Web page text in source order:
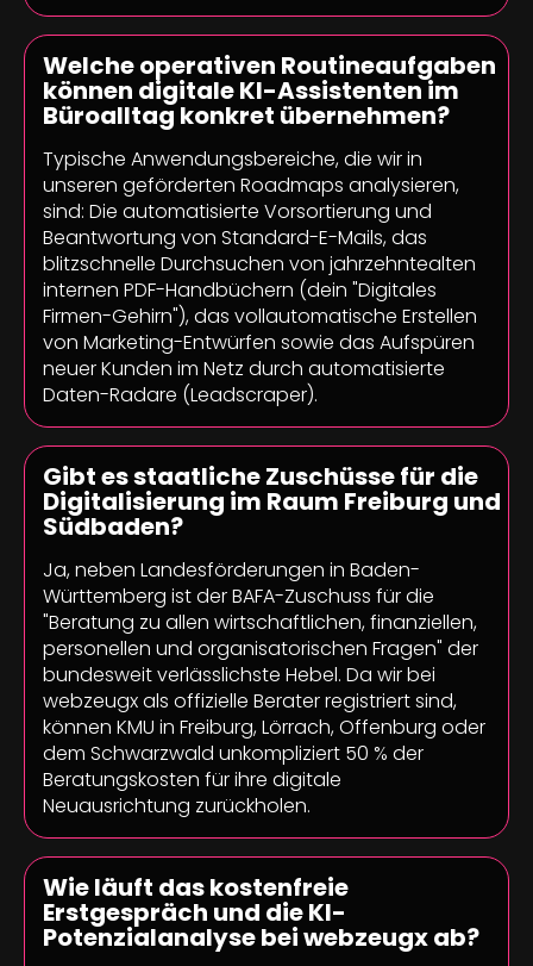
Welche operativen Routineaufgaben
können digitale KI-Assistenten im
Büroalltag konkret übernehmen?
Typische Anwendungsbereiche, die wir in
unseren geförderten Roadmaps analysieren,
sind: Die automatisierte Vorsortierung und
Beantwortung von Standard-E-Mails, das
blitzschnelle Durchsuchen von jahrzehntealten
internen PDF-Handbüchern (dein "Digitales
Firmen-Gehirn"), das vollautomatische Erstellen
von Marketing-Entwürfen sowie das Aufspüren
neuer Kunden im Netz durch automatisierte
Daten-Radare (Leadscraper).
Gibt es staatliche Zuschüsse für die
Digitalisierung im Raum Freiburg und
Südbaden?
Ja, neben Landesförderungen in Baden-
Württemberg ist der BAFA-Zuschuss für die
"Beratung zu allen wirtschaftlichen, finanziellen,
personellen und organisatorischen Fragen" der
bundesweit verlässlichste Hebel. Da wir bei
webzeugx als offizielle Berater registriert sind,
können KMU in Freiburg, Lörrach, Offenburg oder
dem Schwarzwald unkompliziert 50 % der
Beratungskosten für ihre digitale
Neuausrichtung zurückholen.
Wie läuft das kostenfreie
Erstgespräch und die KI-
Potenzialanalyse bei webzeugx ab?